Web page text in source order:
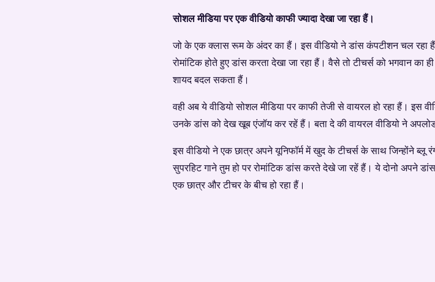
सोशल मीडिया पर एक वीडियो काफी ज्यादा देखा जा रहा हैं।
जो के एक क्लास रूम के अंदर का हैं। इस वीडियो ने डांस कंपटीशन चल रहा
रोमांटिक होते हुए डांस करता देखा जा रहा हैं। वैसे तो टीचर्स को भगवान
शायद बदल सकता हैं।
वही अब ये वीडियो सोशल मीडिया पर काफी तेजी से वायरल हो रहा हैं।
उनके डांस को देख खूब एंजॉय कर रहें हैं। बता दे की वायरल वीडियो ने
इस वीडियो ने एक छात्र अपने यूनिफॉर्म में खुद के टीचर्स के साथ जिन्होंने
सुपरहिट गाने तुम हो पर रोमांटिक डांस करते देखे जा रहें हैं। ये दोनो अपने
एक छात्र और टीचर के बीच हो रहा हैं।